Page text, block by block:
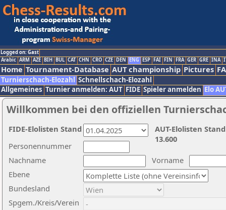
Logged on: Gast
Arabic ARM AZE BIH BUL CAT CHN CRO CZE DEN ENG ESP FAI FIN FRA GER GRE INA
Home Tournament-Database AUT championship Pictures
Turnierschach-Elozahl Schnellschach-Elozahl
Allgemeines Turnier anmelden: AUT FIDE Spieler anmelden Elo
Willkommen bei den offiziellen
Nachname
Vorname
Ebene
Personennummer
Bundesland
Spgem./Kreis/Verein
AUT-Elolisten
13.600
FIDE-Elolisten Stand